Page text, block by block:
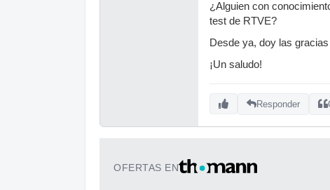
¿Alguien con
test de RTVE?
Desde ya, doy las
¡Un saludo!
Responder
OFERTAS EN